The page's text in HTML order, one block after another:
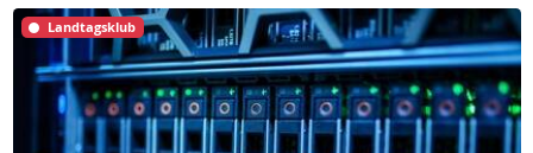
Landtagsklub